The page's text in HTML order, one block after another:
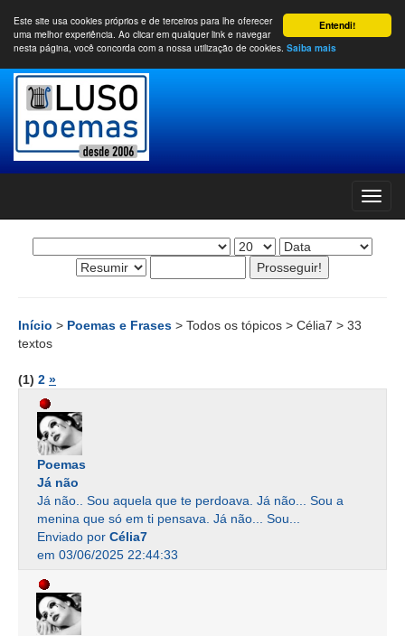
Entendi!
Este site usa cookies próprios e de terceiros para lhe oferecer
uma melhor experiência. Ao clicar em qualquer link e navegar
nesta página, você concorda com a nossa utilização de cookies. Saiba mais
Início > Poemas e Frases > Todos os tópicos > Célia7 > 33
textos
(1) 2 »
Poemas
Já não
Já não.. Sou aquela que te perdoava. Já não... Sou a
menina que só em ti pensava. Já não... Sou...
Enviado por Célia7
em 03/06/2025 22:44:33